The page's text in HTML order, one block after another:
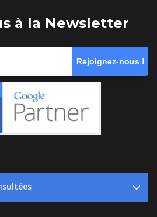
à la Newsletter
Rejoignez-nous !